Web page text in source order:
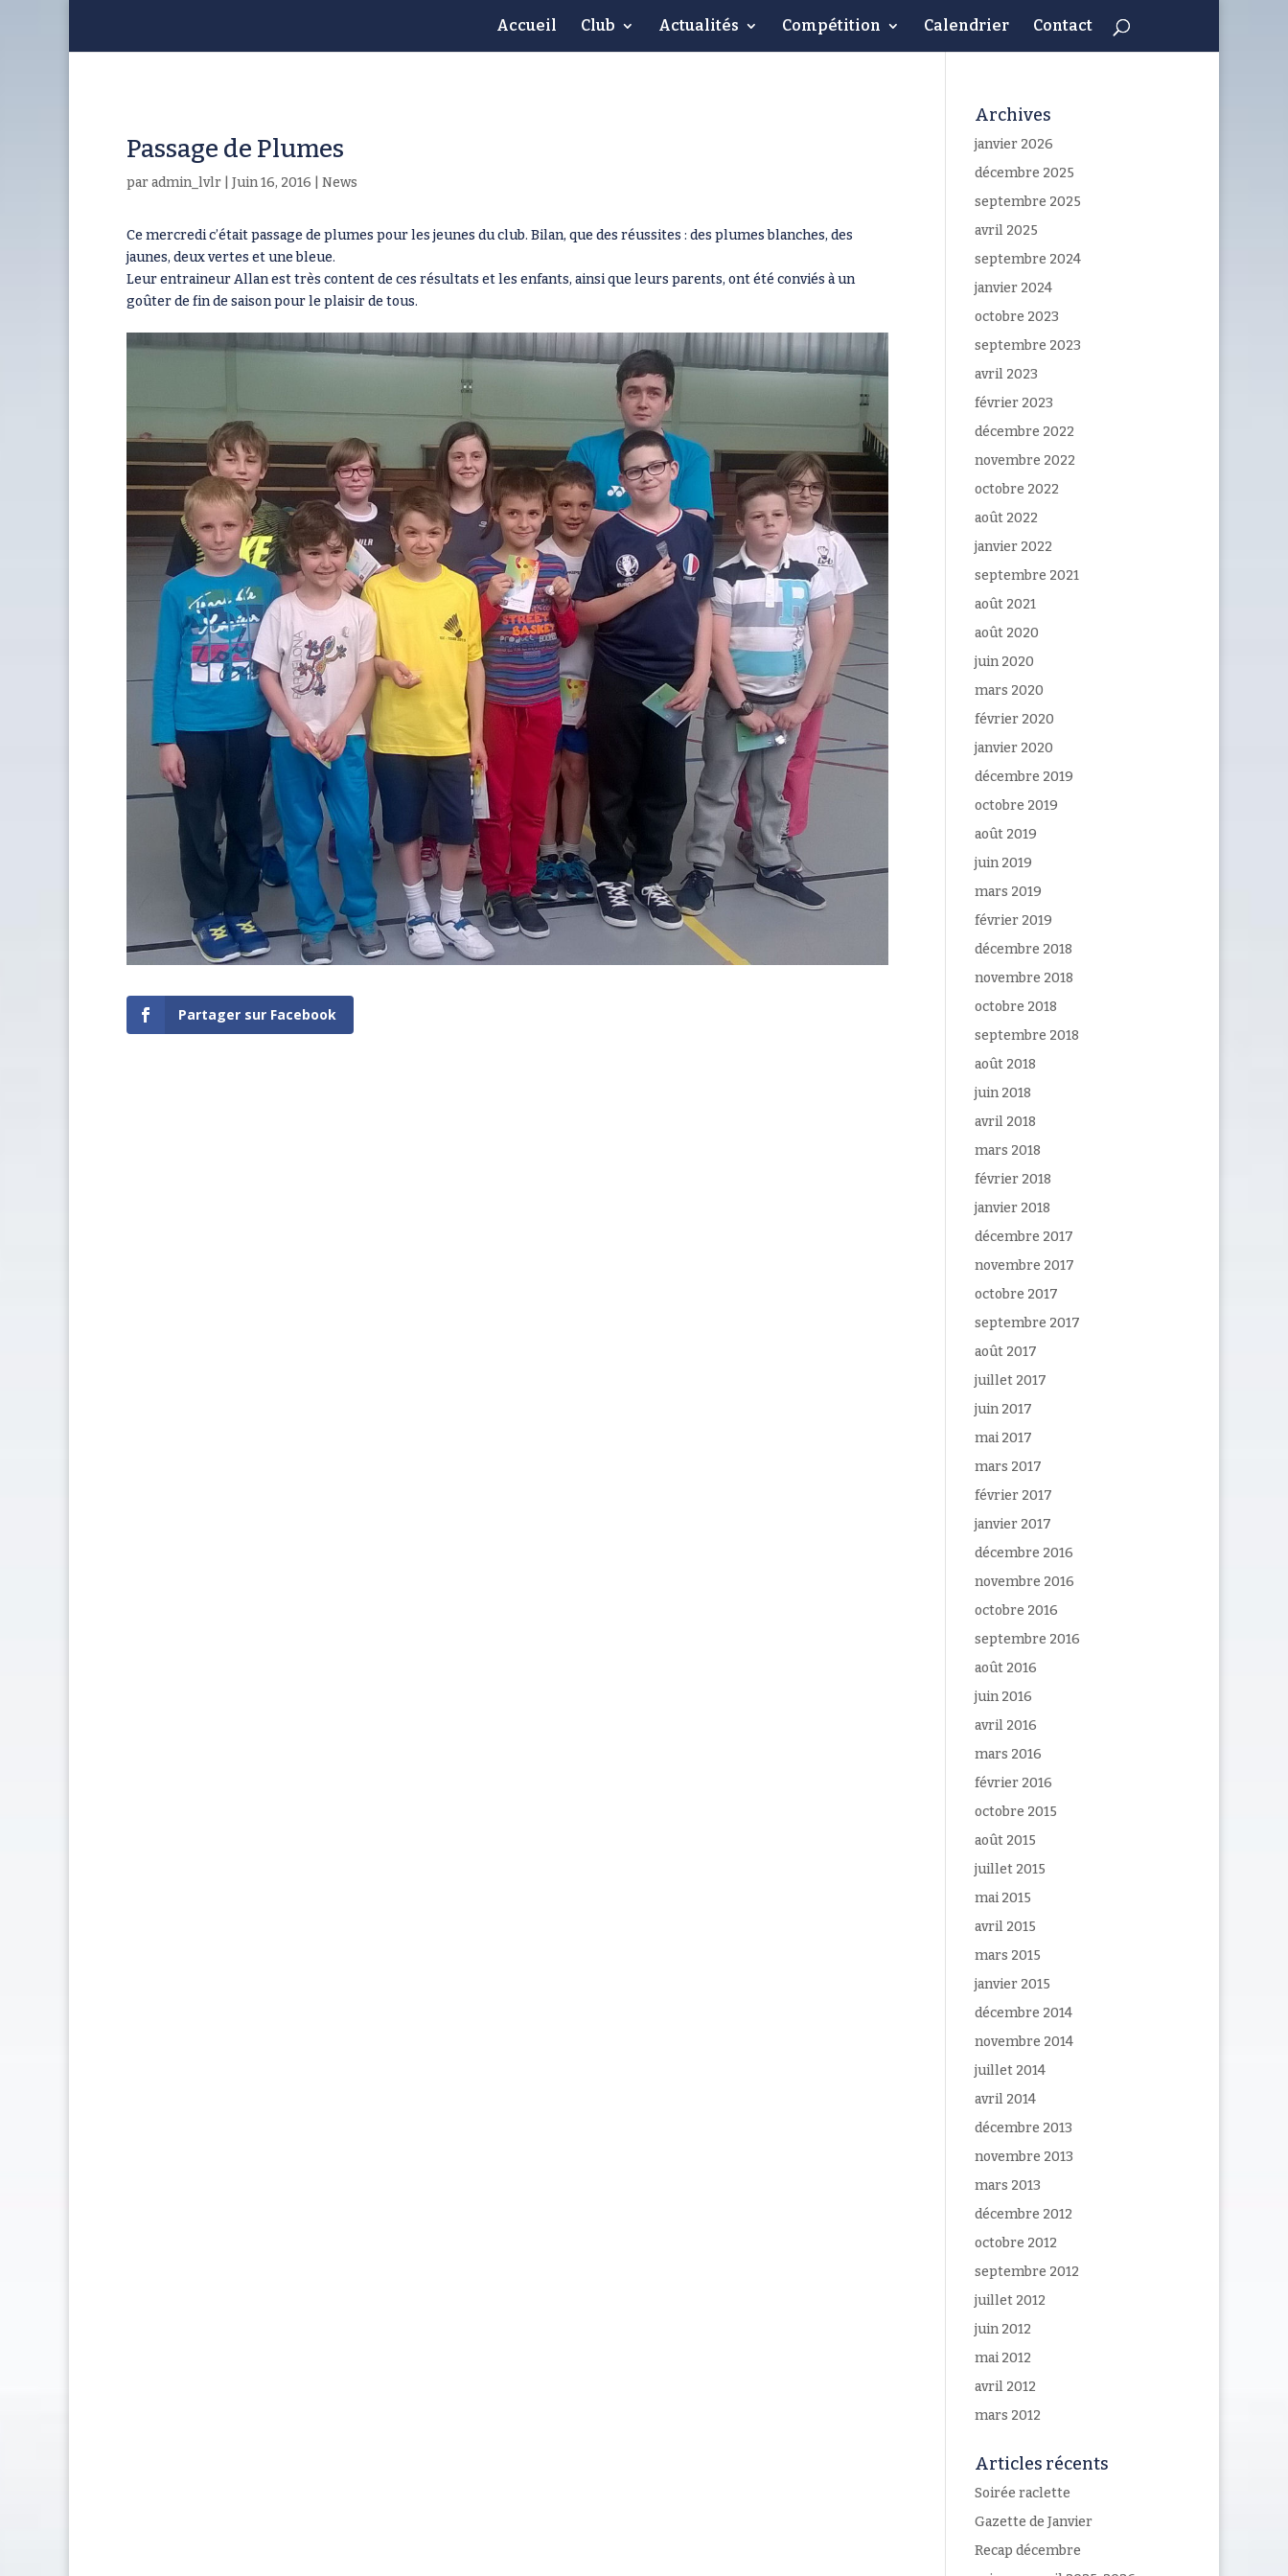
Accueil Club Actualités Compétition Calendrier Contact
Passage de Plumes
paradmin_lvlr Juin 16, 2016 News
Ce mercredi c’était passage de plumes pour les jeunes du club. Bilan, que des réussites : des plumes blanches, des
jaunes, deux vertes et une bleue.
Leur entraineur Allan est très content de ces résultats et les enfants, ainsi que leurs parents, ont été conviés à un
goûter de fin de saison pour le plaisir de tous.
Partager sur Facebook
Archives
janvier 2026
décembre 2025
septembre 2025
avril 2025
septembre 2024
janvier 2024
octobre 2023
septembre 2023
avril 2023
février 2023
décembre 2022
novembre 2022
octobre 2022
août 2022
janvier 2022
septembre 2021
août 2021
août 2020
juin 2020
mars 2020
février 2020
janvier 2020
décembre 2019
octobre 2019
août 2019
juin 2019
mars 2019
février 2019
décembre 2018
novembre 2018
octobre 2018
septembre 2018
août 2018
juin 2018
avril 2018
mars 2018
février 2018
janvier 2018
décembre 2017
novembre 2017
octobre 2017
septembre 2017
août 2017
juillet 2017
juin 2017
mai 2017
mars 2017
février 2017
janvier 2017
décembre 2016
novembre 2016
octobre 2016
septembre 2016
août 2016
juin 2016
avril 2016
mars 2016
février 2016
octobre 2015
août 2015
juillet 2015
mai 2015
avril 2015
mars 2015
janvier 2015
décembre 2014
novembre 2014
juillet 2014
avril 2014
décembre 2013
novembre 2013
mars 2013
décembre 2012
octobre 2012
septembre 2012
juillet 2012
juin 2012
mai 2012
avril 2012
mars 2012
Articles récents
Soirée raclette
Gazette de Janvier
Recap décembre